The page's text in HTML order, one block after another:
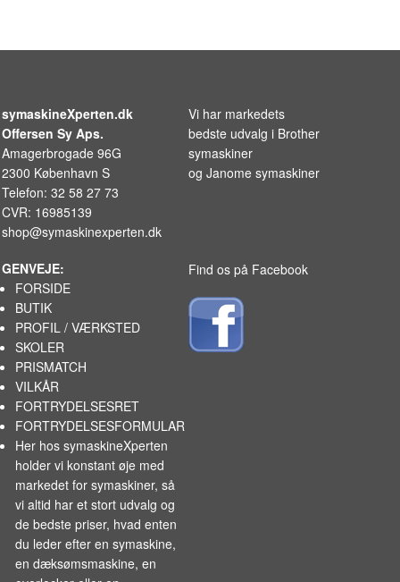
symaskineXperten.dk
Offersen Sy Aps.
Amagerbrogade 96G
2300 København S
Telefon: 32 58 27 73
CVR: 16985139
shop@symaskinexperten.dk
Vi har markedets
bedste udvalg i Brother
symaskiner
og Janome symaskiner
GENVEJE:
FORSIDE
BUTIK
PROFIL / VÆRKSTED
SKOLER
PRISMATCH
VILKÅR
FORTRYDELSESRET
FORTRYDELSESFORMULAR
Her hos symaskineXperten
holder vi konstant øje med
markedet forsymaskiner, så
vi altid har et stort udvalg og
de bedste priser, hvad enten
du leder efter en symaskine,
en dæksømsmaskine, en
Find os på Facebook